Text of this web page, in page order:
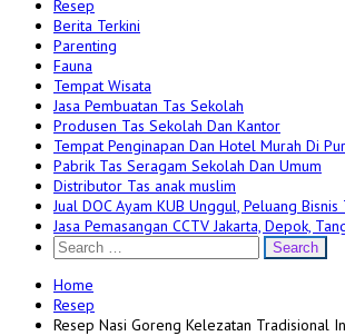
Resep
Berita Terkini
Parenting
Fauna
Tempat Wisata
Jasa Pembuatan Tas Sekolah
Produsen Tas Sekolah Dan Kantor
Tempat Penginapan Dan Hotel Murah Di
Pabrik Tas Seragam Sekolah Dan Umum
Distributor Tas anak muslim
Jual DOC Ayam KUB Unggul, Peluang Bisnis
Jasa Pemasangan CCTV Jakarta, Depok,
Search
for:
Home
Resep
Resep Nasi Goreng Kelezatan Tradisional